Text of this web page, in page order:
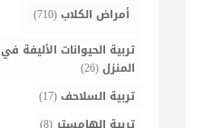
أمراض الكلاب(710)
تربية الحيوانات الأليفة في
المنزل(26)
تربية السلاحف(17)